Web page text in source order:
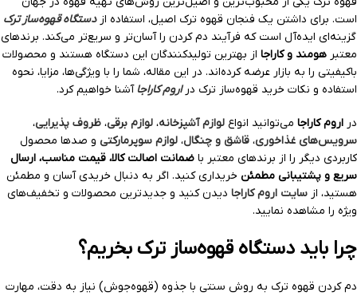
است. برای داشتن یک فنجان قهوه ترک اصیل، استفاده ازدستگاه قهوه‌ساز ترک
گزینه‌ای ایده‌آل است که فرآیند دم کردن را آسان‌تر و سریع‌تر می‌کند. برندهای
معتبر هومند و کاراجا از بهترین تولیدکنندگان این دستگاه هستند و محصولات
باکیفیتی را به بازار عرضه کرده‌اند. در این مقاله، شما را با ویژگی‌ها، مزایا، نحوه
استفاده و نکات خرید قهوه‌ساز ترک دراروم کاراجا آشنا خواهیم کرد.
در اروم کاراجا می‌توانید انواع لوازم آشپزخانه، لوازم برقی، ظروف پذیرایی،
سرویس‌های غذاخوری، قاشق و چنگال، لوازم سوپرمارکتی و صدها محصول
کاربردی دیگر را از برندهای معتبر با ضمانت اصالت کالا، قیمت مناسب، ارسال
سریع و پشتیبانی مطمئن خریداری کنید. اگر به دنبال خریدی آسان و مطمئن
هستید، از سایت اروم کاراجا دیدن کنید و جدیدترین محصولات و تخفیف‌های
ویژه را مشاهده نمایید.
چرا باید دستگاه قهوه‌ساز ترک بخریم؟
دم کردن قهوه ترک به روش سنتی با جذوه (قهوه‌جوش) نیاز به دقت، مهارت